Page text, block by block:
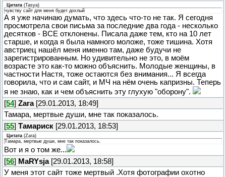
Цитата (Tasya)
чувству сайт для меня будет дохлый
А я уже начинаю думать, что здесь что-то не так. Я сегодня
просмотрела свои письма за последние два года - несколько
десятков - ВСЕ отклонены. Писала даже тем, кто на 10 лет
старше, и когда я была намного моложе, тоже тишина. Хотя
австриец нашёл меня именно там, даже будучи не
зарегистрированным. Но удивительно не это, в моём
возрасте это как-то можно объяснить. Молодые женщины, в
частности Настя, тоже остаются без внимания... Я всегда
говорила, что и сам сайт, и МЧ на нём очень капризны. Теперь
я не знаю, как и чем объяснить эту глухую "оборону".
[54] Zara[29.01.2013, 18:49]
Тамара, мертвые души, мне так показалось.
[55] Тамариск [29.01.2013, 18:53]
Цитата (Zara)
Тамара, мертвые души, мне так показалось.
Вот и я о том же...
[56] MaRYsja[29.01.2013, 18:58]
У меня этот сайт тоже мертвый .Хотя фотографии охотно